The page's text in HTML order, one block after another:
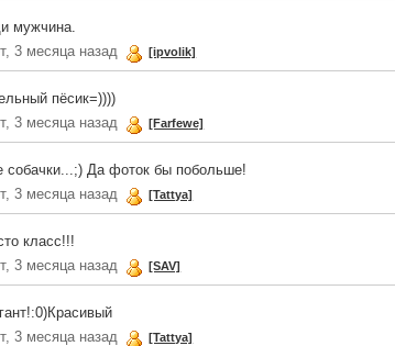
мужчина.
3 месяца назад
[ipvolik]
пёсик=))))
3 месяца назад
[Farfewe]
собачки...;) Да фоток бы побольше!
3 месяца назад
[Tattya]
класс!!!
3 месяца назад
[SAV]
3 месяца назад
[Tattya]